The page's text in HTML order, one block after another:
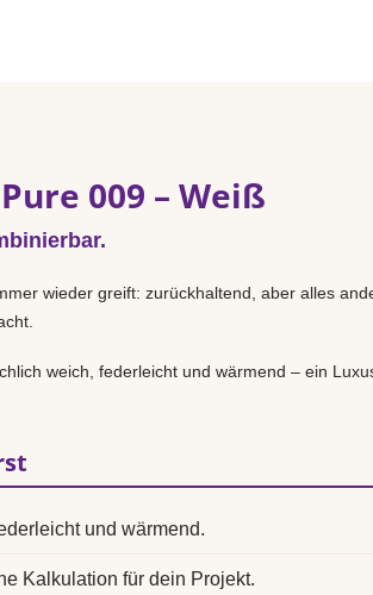
009 – Weiß
wieder greift: zurückhaltend, aber alles
weich, federleicht und wärmend – ein
und wärmend.
Kalkulation für dein Projekt.